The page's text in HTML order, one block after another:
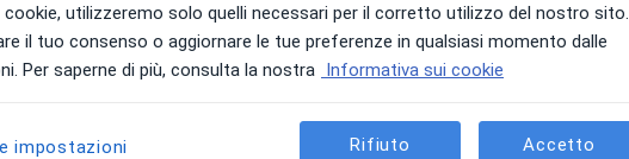
utilizzeremo solo quelli necessari per il corretto utilizzo del nostro sito.
il tuo consenso o aggiornare le tue preferenze in qualsiasi momento dalle
Per saperne di più, consulta la nostra Informativa sui cookie
impostazioni Rifiuto Accetto